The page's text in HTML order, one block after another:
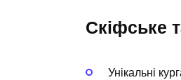
Скіфське
Унікальні